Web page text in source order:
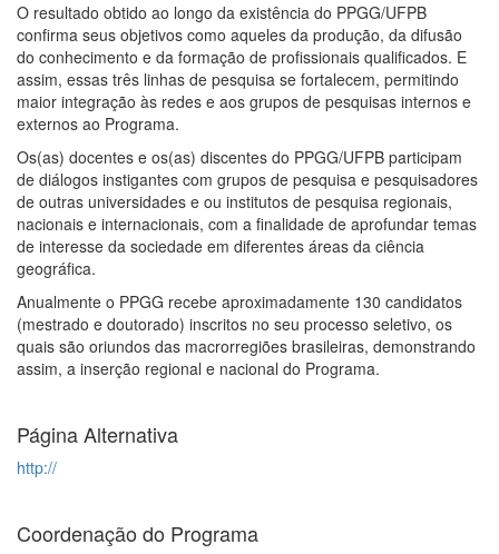
O resultado obtido ao longo da existência do PPGG/UFPB
confirma seus objetivos como aqueles da produção, da difusão
do conhecimento e da formação de profissionais qualificados. E
assim, essas três linhas de pesquisa se fortalecem, permitindo
maior integração às redes e aos grupos de pesquisas internos e
externos ao Programa.
Os(as) docentes e os(as) discentes do PPGG/UFPB participam
de diálogos instigantes com grupos de pesquisa e pesquisadores
de outras universidades e ou institutos de pesquisa regionais,
nacionais e internacionais, com a finalidade de aprofundar temas
de interesse da sociedade em diferentes áreas da ciência
geográfica.
Anualmente o PPGG recebe aproximadamente 130 candidatos
(mestrado e doutorado) inscritos no seu processo seletivo, os
quais são oriundos das macrorregiões brasileiras, demonstrando
assim, a inserção regional e nacional do Programa.
Página Alternativa
http://
Coordenação do Programa